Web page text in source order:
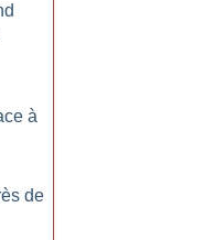
à
de